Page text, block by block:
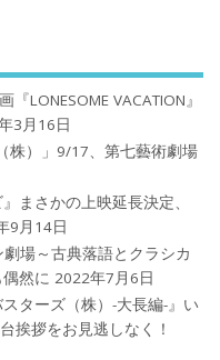
LONESOME VACATION』
3月16日
株）」9/17、第七藝術劇場
まさかの上映延長決定、
9月14日
場～古典落語とクラシカ
然に 2022年7月6日
ターズ（株）-大長編-』い
挨拶をお見逃しなく！